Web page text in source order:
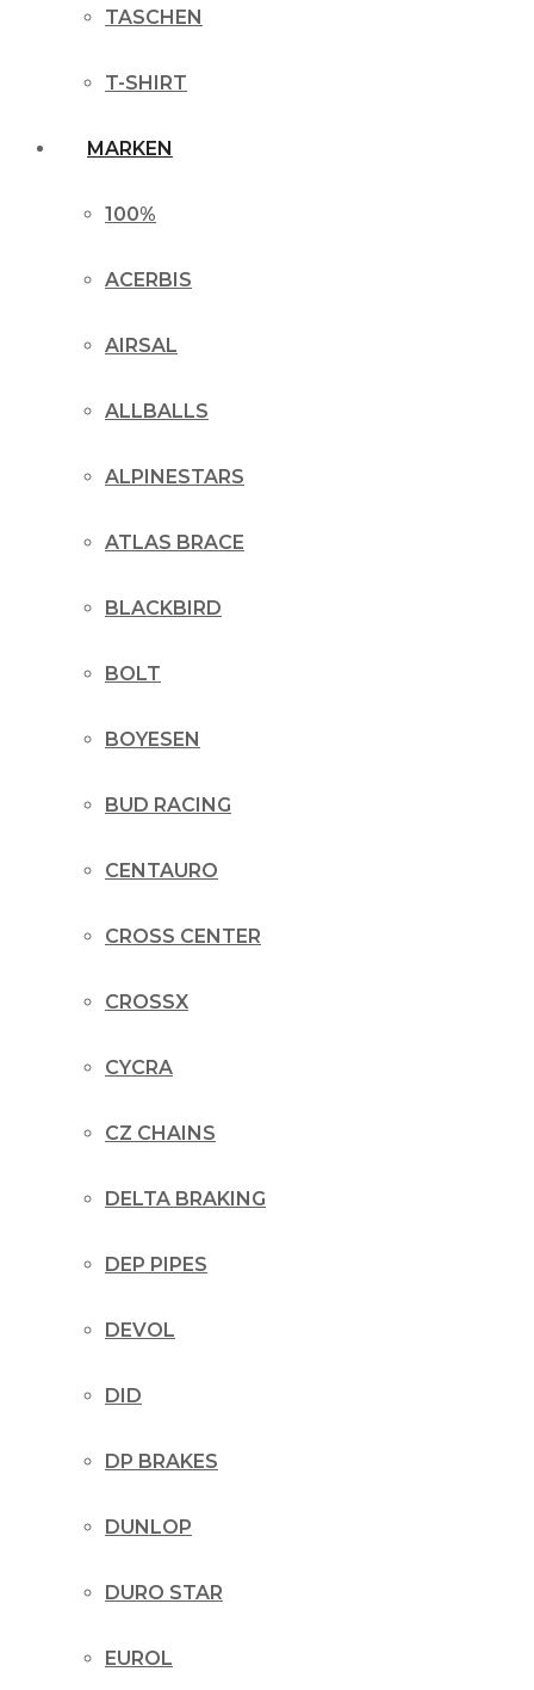
TASCHEN
T-SHIRT
MARKEN
100%
ACERBIS
AIRSAL
ALLBALLS
ALPINESTARS
ATLAS BRACE
BLACKBIRD
BOLT
BOYESEN
BUD RACING
CENTAURO
CROSS CENTER
CROSSX
CYCRA
CZ CHAINS
DELTA BRAKING
DEP PIPES
DEVOL
DID
DP BRAKES
DUNLOP
DURO STAR
EUROL